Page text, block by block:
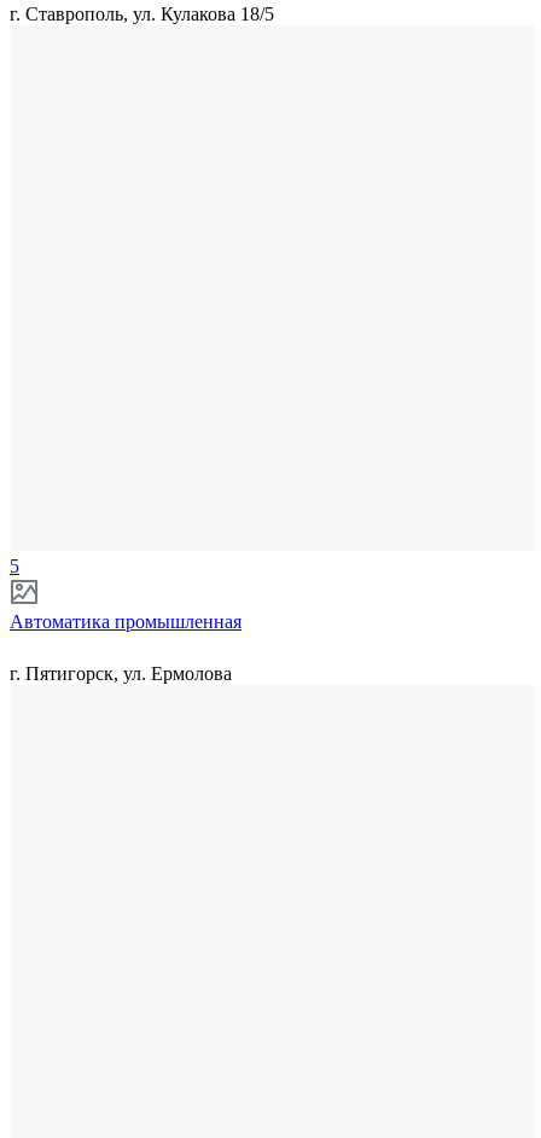
г. Ставрополь, ул. Кулакова 18/5
5
Автоматика промышленная
г. Пятигорск, ул. Ермолова